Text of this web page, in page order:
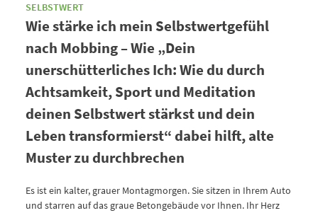
SELBSTWERT
Wie stärke ich mein Selbstwertgefühl
nach Mobbing – Wie „Dein
unerschütterliches Ich: Wie du durch
Achtsamkeit, Sport und Meditation
deinen Selbstwert stärkst und dein
Leben transformierst“ dabei hilft, alte
Muster zu durchbrechen
Es ist ein kalter, grauer Montagmorgen. Sie sitzen in Ihrem Auto
und starren auf das graue Betongebäude vor Ihnen. Ihr Herz